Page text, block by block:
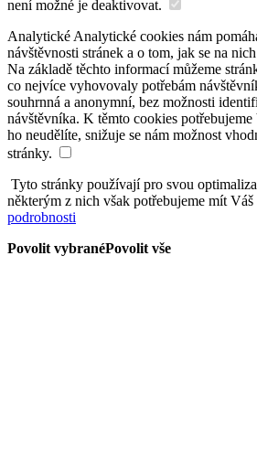
není možné je deaktivovat.
Analytické Analytické cookies nám
návštěvnosti stránek a o tom, jak se na
Na základě těchto informací můžeme
co nejvíce vyhovovaly potřebám
souhrnná a anonymní, bez možnosti
návštěvníka. K těmto cookies
ho neudělíte, snižuje se nám možnost
stránky.
Tyto stránky používají pro svou
některým z nich však potřebujeme mít Váš
podrobnosti
Povolit vybranéPovolit vše